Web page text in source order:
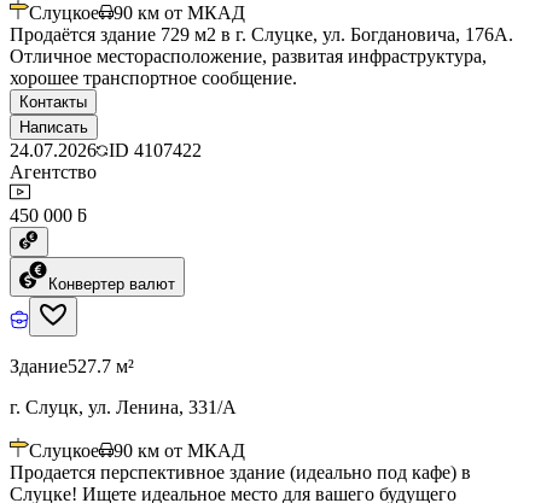
Слуцкое 90 км от МКАД
Продаётся здание 729 м2 в г. Слуцке, ул. Богдановича, 176А.
Отличное месторасположение, развитая инфраструктура,
хорошее транспортное сообщение.
Контакты
Написать
24.07.2026 ID 4107422
Агентство
450 000 ƃ
Конвертер валют
Здание527.7 м²
г. Слуцк, ул. Ленина, 331/А
Слуцкое 90 км от МКАД
Продается перспективное здание (идеально под кафе) в
Слуцке! Ищете идеальное место для вашего будущего